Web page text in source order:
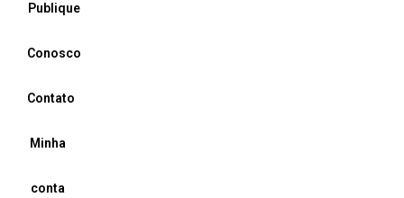
Publique
Conosco
Contato
Minha
conta